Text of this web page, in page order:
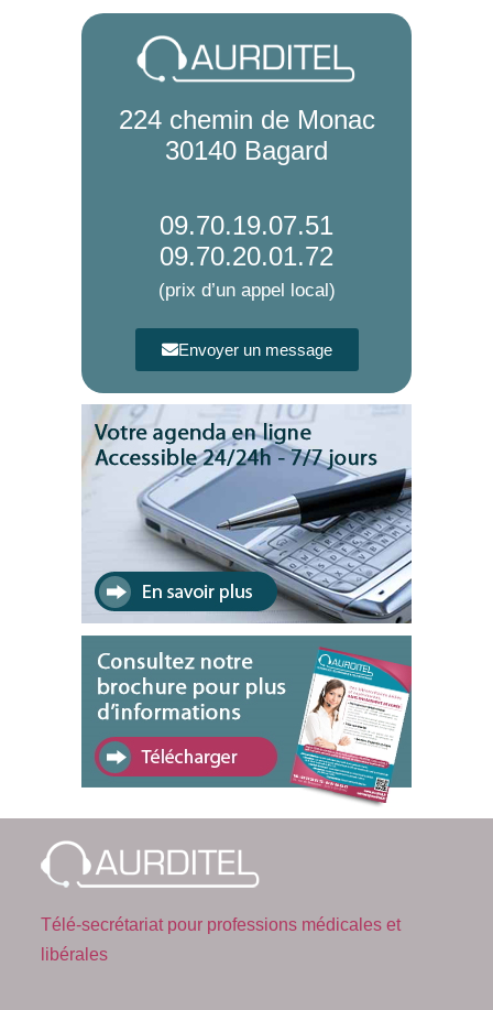
224 chemin de Monac
30140 Bagard
09.70.19.07.51
09.70.20.01.72
(prix d’un appel local)
Envoyer un message
Télé-secrétariat pour professions médicales et
libérales